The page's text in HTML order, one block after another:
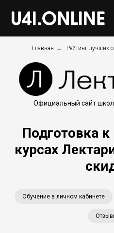
Главная → Рейтинг лучших
Официальный сайт
Подготовка
курсах
Обучение в личном кабинете